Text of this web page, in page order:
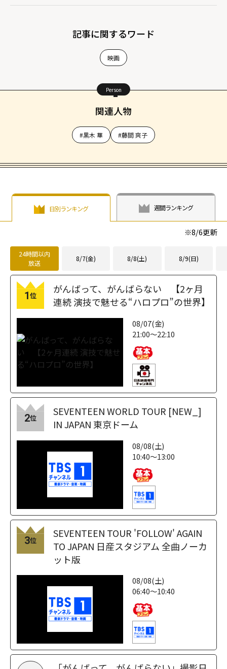
記事に関するワード
映画
Person
関連人物
#黒木 華 #藤間 爽子
日別ランキング 週間ランキング
※8/6更新
24時間以内
放送
8/7(金) 8/8(土) 8/9(日)
1位
がんばって、がんばらない 【2ヶ月
連続 演技で魅せる“ハロプロ”の世界】
08/07(金)
21:00～22:10
2位
SEVENTEEN WORLD TOUR [NEW_]
IN JAPAN 東京ドーム
08/08(土)
10:40～13:00
3位
SEVENTEEN TOUR 'FOLLOW' AGAIN
TO JAPAN 日産スタジアム 全曲ノーカ
ット版
08/08(土)
06:40～10:40